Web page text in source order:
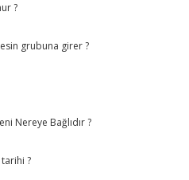
?
grubuna girer ?
Nereye Bağlıdır ?
?